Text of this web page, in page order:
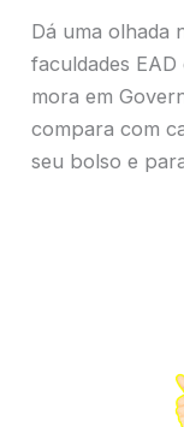
Dá uma olhada
faculdades
mora em
compara com
seu bolso e